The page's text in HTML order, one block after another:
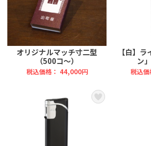
オリジナルマッチ寸二型
（500コ～）
税込価格： 44,000円
【白】
ン
税込